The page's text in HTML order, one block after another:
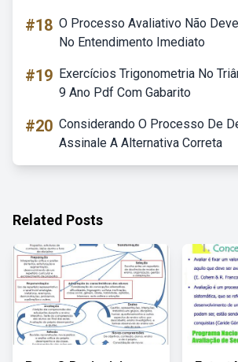
#18 O Processo Avaliativo Não
No Entendimento Imediato
#19 Exercícios Trigonometria No
9 Ano Pdf Com Gabarito
#20 Considerando O Processo De
Assinale A Alternativa Correta
Related Posts